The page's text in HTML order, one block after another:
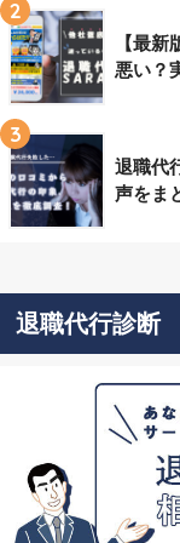
2
【最
悪い？
3
退職代
声をま
退職代行診断